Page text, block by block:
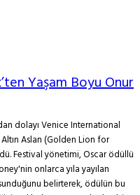
Yaşam Boyu Onur
dolayı Venice International
Aslan (Golden Lion for
Festival yönetimi, Oscar ödüllü
onlarca yıla yayılan
belirterek, ödülün bu